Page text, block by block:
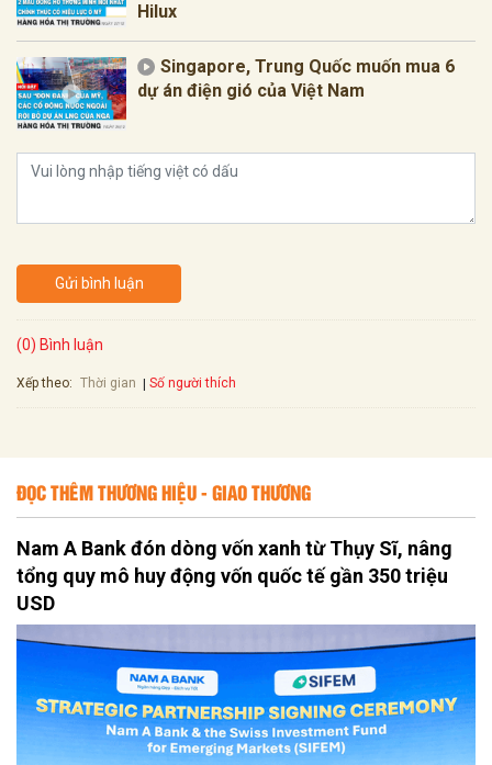
Hilux
Singapore, Trung Quốc muốn mua 6
dự án điện gió của Việt Nam
Gửi bình luận
(0) Bình luận
Xếp theo: Thời gian Số người thích
ĐỌC THÊM THƯƠNG HIỆU - GIAO THƯƠNG
Nam A Bank đón dòng vốn xanh từ Thụy Sĩ, nâng
tổng quy mô huy động vốn quốc tế gần 350 triệu
USD